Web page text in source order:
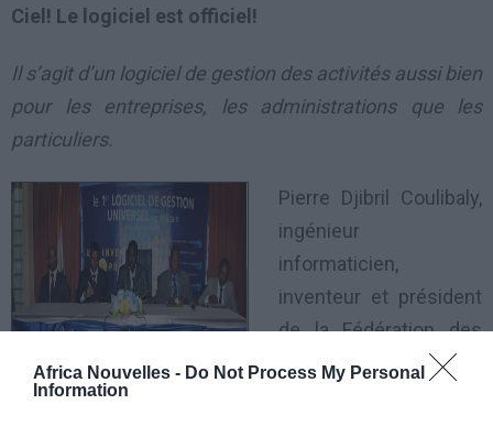
Africa Nouvelles - Do Not Process My Personal
Information
Ciel! Le logiciel est officiel!
Il s’agit d’un logiciel de gestion des activités aussi bien
pour les entreprises, les administrations que les
particuliers.
Pierre Djibril Coulibaly,
ingénieur
informaticien,
inventeur et président
de la Fédération des
inventeurs de Côte
d’Ivoire (FEDINCI), vient de créer un logiciel baptisé